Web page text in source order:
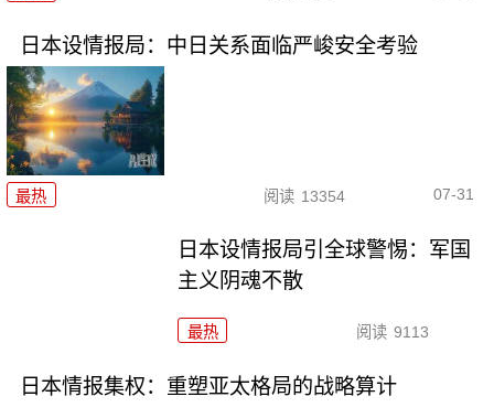
日本设情报局：中日关系面临严峻安全考验
最热 阅读 13354 07-31
日本设情报局引全球警惕：军国
主义阴魂不散
最热 阅读 9113
日本情报集权：重塑亚太格局的战略算计